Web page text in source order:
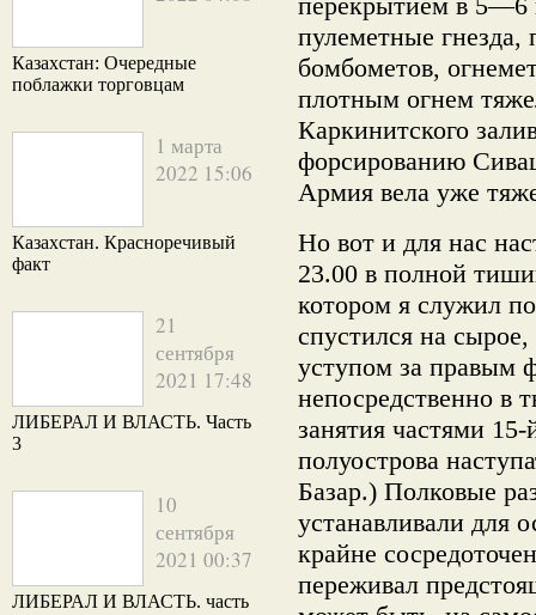
Казахстан: Очередные
поблажки торговцам
1 марта
2022 15:06
Казахстан. Красноречивый
факт
21
сентября
2021 17:48
ЛИБЕРАЛ И ВЛАСТЬ. Часть
3
10
сентября
2021 00:37
ЛИБЕРАЛ И ВЛАСТЬ. часть
пулеметные
бомбометов,
плотным огнем
Каркинитского
форсированию
Армия вела уже
Но вот и для нас
23.00 в полной
котором я служил
спустился на
уступом за правым
непосредственно в
занятия частями
полуострова
Базар.) Полковые
устанавливали для
крайне
переживал